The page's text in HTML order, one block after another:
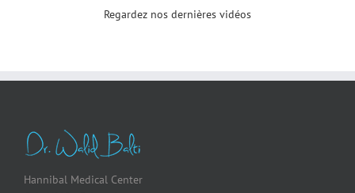
Regardez nos dernières vidéos
Hannibal Medical Center